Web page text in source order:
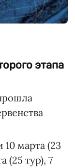
этапа
марта (23
(25 тур), 7